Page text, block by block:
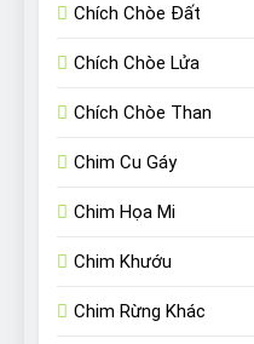
Chích Chòe Đất
Chích Chòe Lửa
Chích Chòe Than
Chim Cu Gáy
Chim Họa Mi
Chim Khướu
Chim Rừng Khác